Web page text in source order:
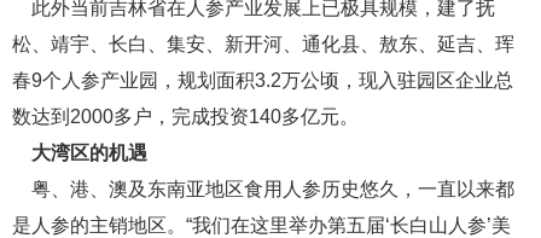
此外当前吉林省在人参产业发展上已极具规模，建了抚
松、靖宇、长白、集安、新开河、通化县、敖东、延吉、珲
春9个人参产业园，规划面积3.2万公顷，现入驻园区企业总
数达到2000多户，完成投资140多亿元。
大湾区的机遇
粤、港、澳及东南亚地区食用人参历史悠久，一直以来都
是人参的主销地区。“我们在这里举办第五届‘长白山人参’美